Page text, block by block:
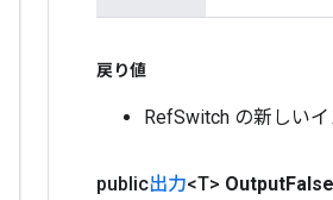
戻り値
RefSwitch の新しい
public出力<T> OutputFalse